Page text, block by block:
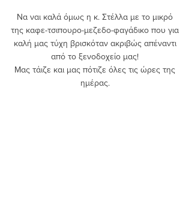
Να ναι καλά όμως η κ. Στέλλα με το μικρό
της καφε-τσιπουρο-μεζεδο-φαγάδικο που για
καλή μας τύχη βρισκόταν ακριβώς απέναντι
από το ξενοδοχείο μας!
Μας τάιζε και μας πότιζε όλες τις ώρες της
ημέρας.